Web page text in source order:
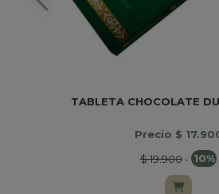
TABLETA CHOCOLATE
Precio $
$ 19.900- 10%